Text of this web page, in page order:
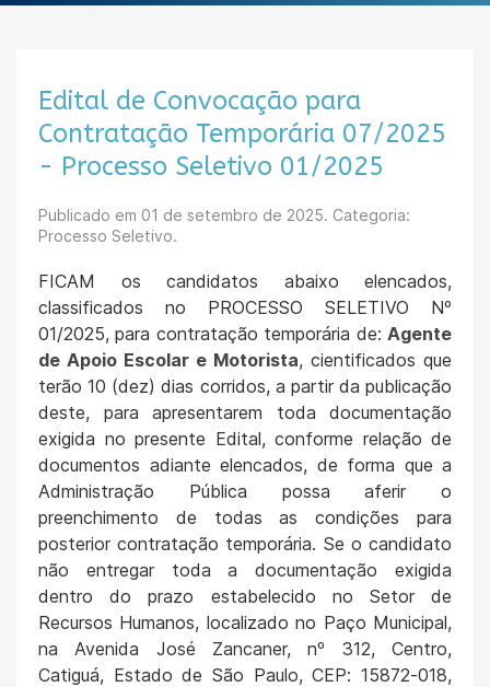
Edital de Convocação para
Contratação Temporária 07/2025
- Processo Seletivo 01/2025
Publicado em 01 de setembro de 2025. Categoria:
Processo Seletivo.
FICAM os candidatos abaixo elencados,
classificados no PROCESSO SELETIVO Nº
01/2025, para contratação temporária de: Agente
de Apoio Escolar e Motorista, cientificados que
terão 10 (dez) dias corridos, a partir da publicação
deste, para apresentarem toda documentação
exigida no presente Edital, conforme relação de
documentos adiante elencados, de forma que a
Administração Pública possa aferir o
preenchimento de todas as condições para
posterior contratação temporária. Se o candidato
não entregar toda a documentação exigida
dentro do prazo estabelecido no Setor de
Recursos Humanos, localizado no Paço Municipal,
na Avenida José Zancaner, nº 312, Centro,
Catiguá, Estado de São Paulo, CEP: 15872-018,